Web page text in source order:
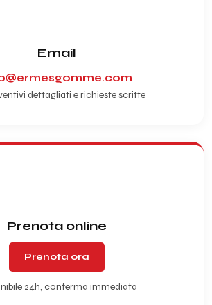
Email
dettagliati e richieste scritte
Prenota online
Prenota ora
24h, conferma immediata